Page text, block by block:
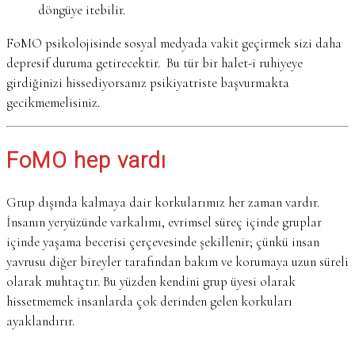
döngüye itebilir.
FoMO psikolojisinde sosyal medyada vakit geçirmek sizi daha
depresif duruma getirecektir. Bu tür bir halet-i ruhiyeye
girdiğinizi hissediyorsanız psikiyatriste başvurmakta
gecikmemelisiniz.
FoMO hep vardı
Grup dışında kalmaya dair korkularımız her zaman vardır.
İnsanın yeryüzünde varkalımı, evrimsel süreç içinde gruplar
içinde yaşama becerisi çerçevesinde şekillenir; çünkü insan
yavrusu diğer bireyler tarafından bakım ve korumaya uzun süreli
olarak muhtaçtır. Bu yüzden kendini grup üyesi olarak
hissetmemek insanlarda çok derinden gelen korkuları
ayaklandırır.